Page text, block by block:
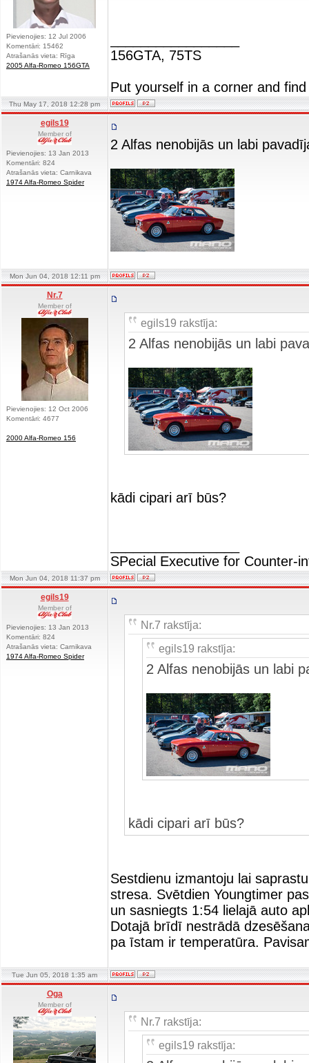
Pievienojies: 12 Jul 2006
Komentāri: 15462
Atrašanās vieta: Rīga
2005 Alfa-Romeo 156GTA
156GTA, 75TS
Put yourself in a corner and
Thu May 17, 2018 12:28 pm
egils19
Member of
Pievienojies: 13 Jan 2013
Komentāri: 824
Atrašanās vieta: Carnikava
1974 Alfa-Romeo Spider
2 Alfas nenobijās un labi
Mon Jun 04, 2018 12:11 pm
Nr.7
Member of
Pievienojies: 12 Oct 2006
Komentāri: 4677
2000 Alfa-Romeo 156
egils19 rakstīja:
2 Alfas nenobijās un labi
kādi cipari arī būs?
SPecial Executive for Counter-
Mon Jun 04, 2018 11:37 pm
egils19
Member of
Pievienojies: 13 Jan 2013
Komentāri: 824
Atrašanās vieta: Carnikava
1974 Alfa-Romeo Spider
Nr.7 rakstīja:
egils19 rakstīja:
2 Alfas nenobijās un labi
kādi cipari arī būs?
Sestdienu izmantoju lai
stresa. Svētdien Youngtimer
un sasniegts 1:54 lielajā auto
Dotajā brīdī nestrādā
pa īstam ir temperatūra.
Tue Jun 05, 2018 1:35 am
Oga
Member of
Nr.7 rakstīja:
egils19 rakstīja: